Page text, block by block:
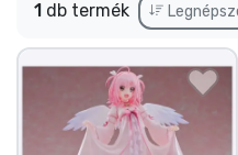
1 db termék
Outlet cuccok
Szállítás és fizetés